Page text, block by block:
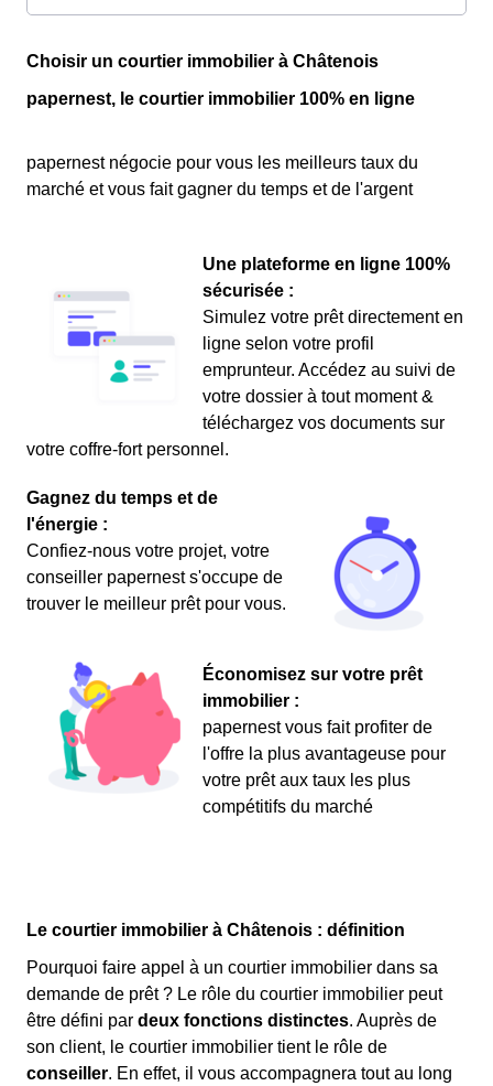
Choisir un courtier immobilier à Châtenois
papernest, le courtier immobilier 100% en ligne
papernest négocie pour vous les meilleurs taux du
marché et vous fait gagner du temps et de l'argent
Une plateforme en ligne 100%
sécurisée :
Simulez votre prêt directement en
ligne selon votre profil
emprunteur. Accédez au suivi de
votre dossier à tout moment &
téléchargez vos documents sur
votre coffre-fort personnel.
Gagnez du temps et de
l'énergie :
Confiez-nous votre projet, votre
conseiller papernest s'occupe de
trouver le meilleur prêt pour vous.
Économisez sur votre prêt
immobilier :
papernest vous fait profiter de
l'offre la plus avantageuse pour
votre prêt aux taux les plus
compétitifs du marché
Le courtier immobilier à Châtenois : définition
Pourquoi faire appel à un courtier immobilier dans sa
demande de prêt ? Le rôle du courtier immobilier peut
être défini par deux fonctions distinctes. Auprès de
son client, le courtier immobilier tient le rôle de
conseiller. En effet, il vous accompagnera tout au long